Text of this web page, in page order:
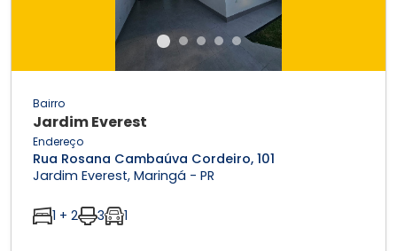
Bairro
Jardim Everest
Endereço
Rua Rosana Cambaúva Cordeiro, 101
Jardim Everest, Maringá - PR
1 + 2 3 1